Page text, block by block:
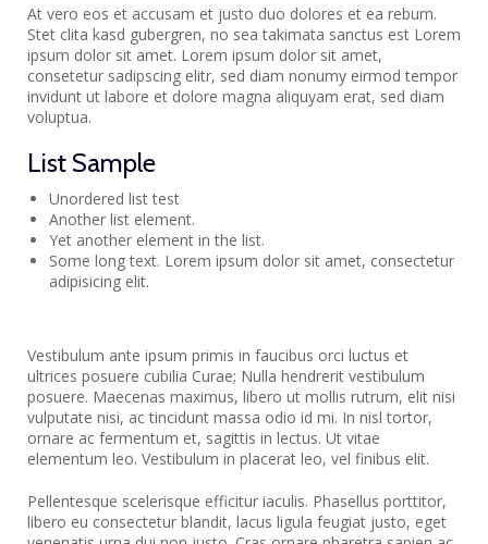
At vero eos et accusam et justo duo dolores et ea rebum.
Stet clita kasd gubergren, no sea takimata sanctus est Lorem
ipsum dolor sit amet. Lorem ipsum dolor sit amet,
consetetur sadipscing elitr, sed diam nonumy eirmod tempor
invidunt ut labore et dolore magna aliquyam erat, sed diam
voluptua.
List Sample
Unordered list test
Another list element.
Yet another element in the list.
Some long text. Lorem ipsum dolor sit amet, consectetur
adipisicing elit.
Vestibulum ante ipsum primis in faucibus orci luctus et
ultrices posuere cubilia Curae; Nulla hendrerit vestibulum
posuere. Maecenas maximus, libero ut mollis rutrum, elit nisi
vulputate nisi, ac tincidunt massa odio id mi. In nisl tortor,
ornare ac fermentum et, sagittis in lectus. Ut vitae
elementum leo. Vestibulum in placerat leo, vel finibus elit.
Pellentesque scelerisque efficitur iaculis. Phasellus porttitor,
libero eu consectetur blandit, lacus ligula feugiat justo, eget